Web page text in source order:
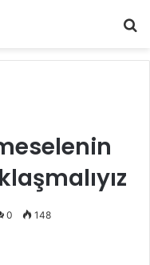
0 148